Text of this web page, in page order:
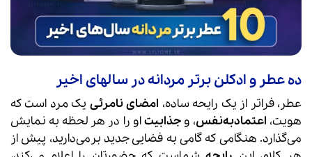
ده عطر و ادکلن برتر مردانه در سالهای اخیر
عطر، فراتر از یک رایحه ساده، امضای نامرئی یک مرد است که
هویت، اعتمادبه‌نفس، وجذابیتاو را در هر لحظه به نمایش
می‌گذارد. هنگامی که گامی به فضایی جدید برمی‌دارید، پیش از